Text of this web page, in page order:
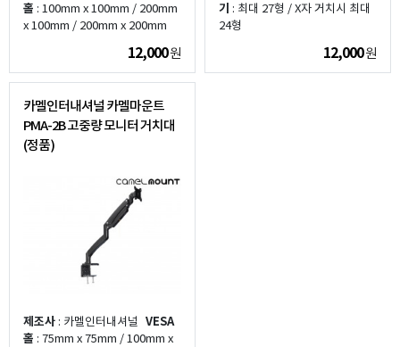
홀 : 100mm x 100mm / 200mm
x 100mm / 200mm x 200mm
12,000원
기 : 최대 27형 / X자 거치시 최대
24형
12,000원
카멜인터내셔널 카멜마운트
PMA-2B 고중량 모니터 거치대
(정품)
제조사 : 카멜인터내셔널 VESA
홀 : 75mm x 75mm / 100mm x